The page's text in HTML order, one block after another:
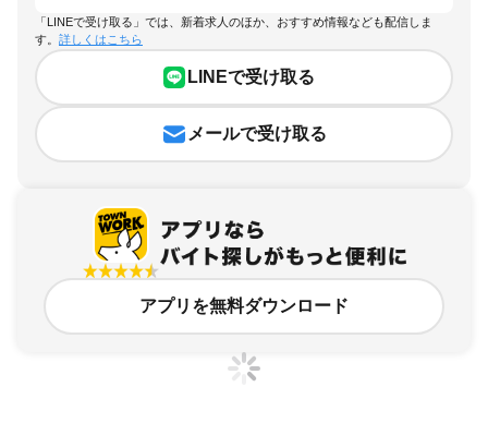
「LINEで受け取る」では、新着求人のほか、おすすめ情報なども配信しま
す。 詳しくはこちら
LINEで受け取る
メールで受け取る
アプリを無料ダウンロード